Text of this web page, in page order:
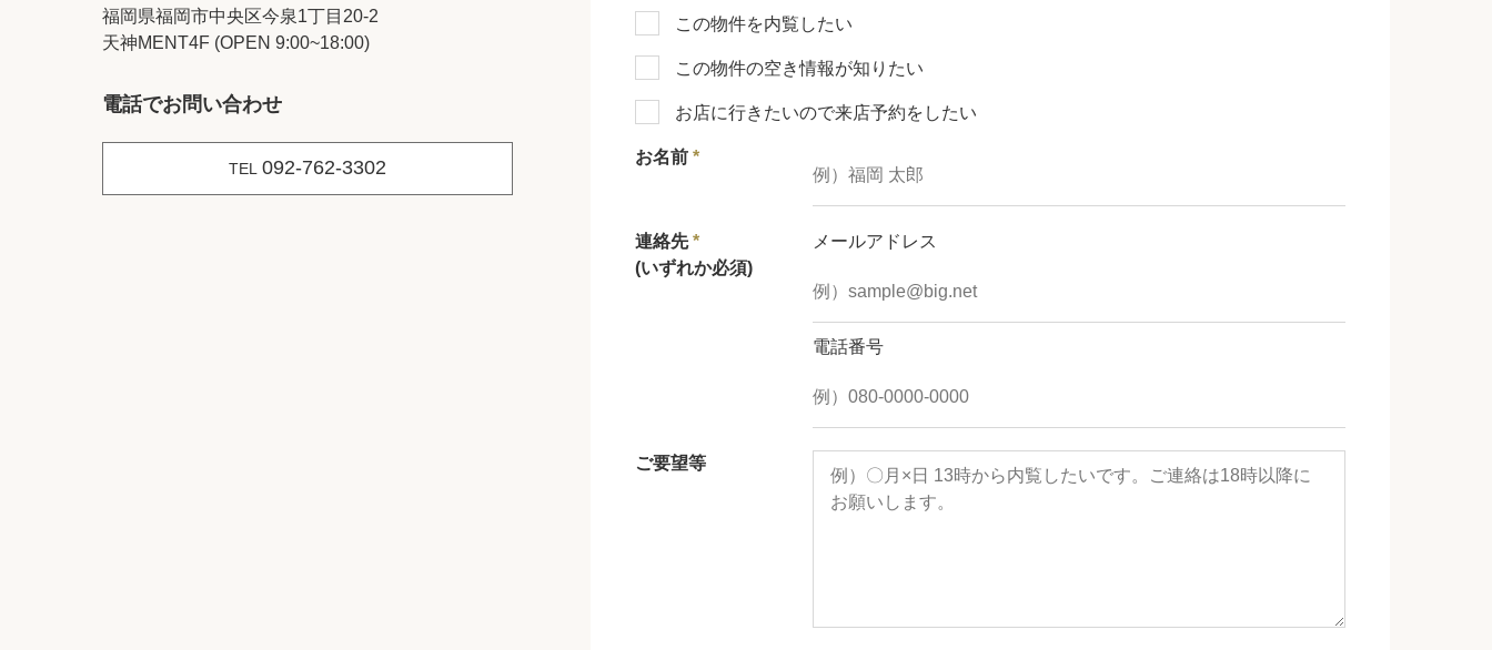
福岡県福岡市中央区今泉1丁目20‐2
天神MENT4F (OPEN 9:00~18:00)
電話でお問い合わせ
TEL 092-762-3302
この物件を内覧したい
この物件の空き情報が知りたい
お店に行きたいので来店予約をしたい
お名前 *
連絡先*
(いずれか必須)
メールアドレス
電話番号
ご要望等